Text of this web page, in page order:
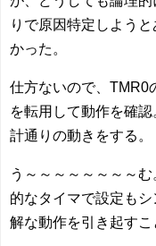
りで原因特定しよう
かった。
仕方ないので、TMR0
を転用して動作を確
計通りの動きをする。
う～～～～～～～～
的なタイマで設定も
解な動作を引き起すこ